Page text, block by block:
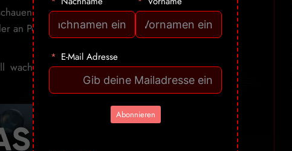
Muster zu erkennen. Verantwortung nicht
an Politiker, noch an Experten, noch an Algorithmen.
wach machen. Und das ist vielleicht sein grösstes
Verdienst.
E-Mail Adresse
Abonnieren